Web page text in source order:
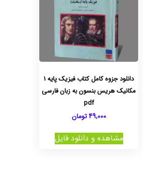
دانلود جزوه کامل کتاب فیزیک پایه 1
مکانیک هریس بنسون به زبان فارسی
pdf
49,000 تومان
مشاهده و دانلود فایل